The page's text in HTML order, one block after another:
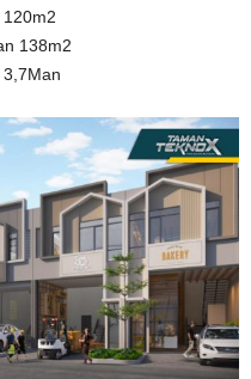
120m2
138m2